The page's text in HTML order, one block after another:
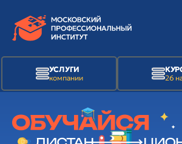
УСЛУГИ
компании
26